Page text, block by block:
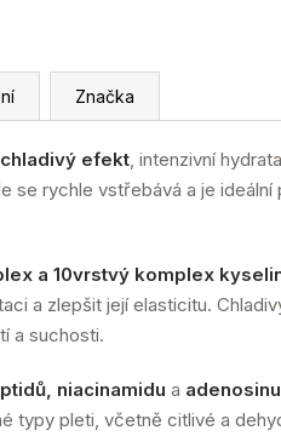
Značka
efekt, intenzivní
se rychle vstřebává a je ideální
a 10vrstvý komplex
a zlepšit její elasticitu.
a suchosti.
niacinamidu a adenosinu
typy pleti, včetně citlivé a